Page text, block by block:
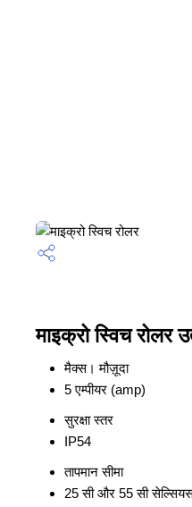
माइक्रो स्विच रोलर
मैक्स। मौज़ूदा
5 एम्पीयर (amp)
सुरक्षा स्तर
IP54
तापमान सीमा
25 सी और 55 सी